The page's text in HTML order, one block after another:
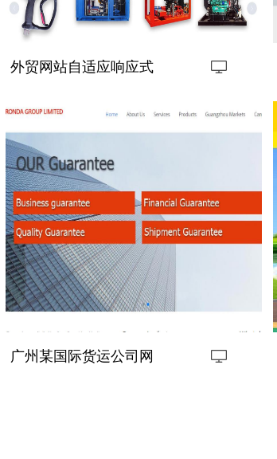
外贸网站自适应响应式
案
广州某国际货运公司网